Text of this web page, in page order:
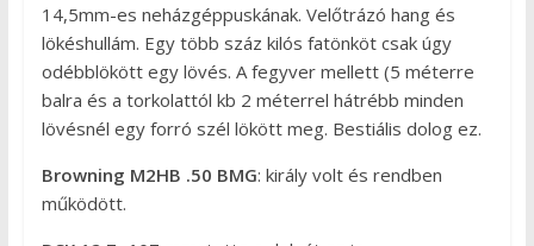
14,5mm-es neházgéppuskának. Velőtrázó hang és
lökéshullám. Egy több száz kilós fatönköt csak úgy
odébblökött egy lövés. A fegyver mellett (5 méterre
balra és a torkolattól kb 2 méterrel hátrébb minden
lövésnél egy forró szél lökött meg. Bestiális dolog ez.
Browning M2HB .50 BMG: király volt és rendben
működött.